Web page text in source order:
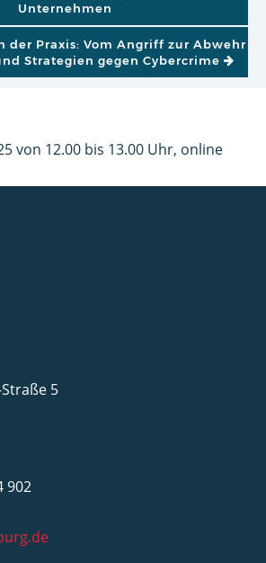
von 12.00 bis 13.00 Uhr, online
Unternehmen
der Praxis: Vom Angriff zur Abwehr
Strategien gegen Cybercrime
5
902